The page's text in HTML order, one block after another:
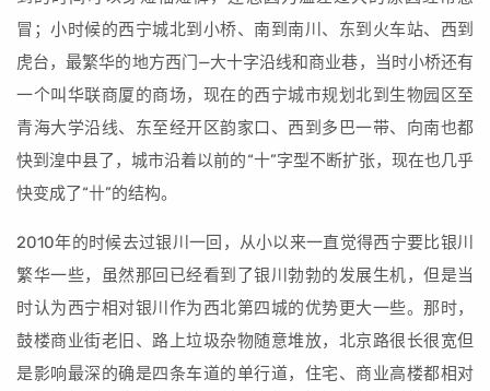
冒；小时候的西宁城北到小桥、南到南川、东到火车站、西到
虎台，最繁华的地方西门—大十字沿线和商业巷，当时小桥还有
一个叫华联商厦的商场，现在的西宁城市规划北到生物园区至
青海大学沿线、东至经开区韵家口、西到多巴一带、向南也都
快到湟中县了，城市沿着以前的“十”字型不断扩张，现在也几乎
快变成了“卄”的结构。
2010年的时候去过银川一回，从小以来一直觉得西宁要比银川
繁华一些，虽然那回已经看到了银川勃勃的发展生机，但是当
时认为西宁相对银川作为西北第四城的优势更大一些。那时，
鼓楼商业街老旧、路上垃圾杂物随意堆放，北京路很长很宽但
是影响最深的确是四条车道的单行道，住宅、商业高楼都相对